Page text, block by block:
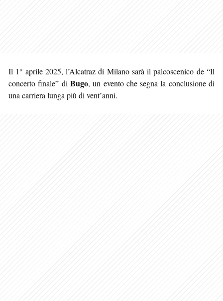
Il 1° aprile 2025, l’Alcatraz di Milano sarà il palcoscenico de “Il
concerto finale” di Bugo, un evento che segna la conclusione di
una carriera lunga più di vent’anni.